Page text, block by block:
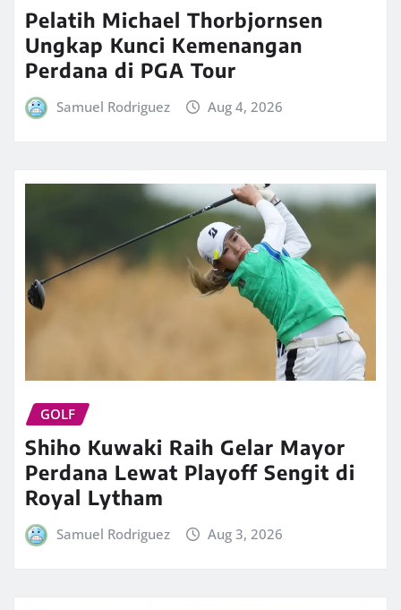
Pelatih Michael Thorbjornsen
Ungkap Kunci Kemenangan
Perdana di PGA Tour
Samuel Rodriguez Aug 4, 2026
GOLF
Shiho Kuwaki Raih Gelar Mayor
Perdana Lewat Playoff Sengit di
Royal Lytham
Samuel Rodriguez Aug 3, 2026